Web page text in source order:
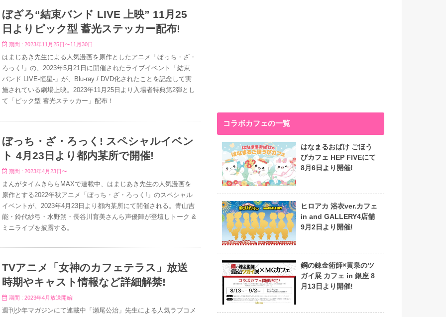
ぼざろ“結束バンド LIVE 上映” 11月25
日よりピック型 蓄光ステッカー配布!
期間 : 2023年11月25日〜11月30日
はまじあき先生による人気漫画を原作としたアニメ「ぼっち・ざ・
ろっく!」の、2023年5月21日に開催されたライブイベント「結束
バンド LIVE-恒星-」が、Blu-ray / DVD化されたことを記念して実
施されている劇場上映。2023年11月25日より入場者特典第2弾とし
て「ピック型 蓄光ステッカー」配布！
ぼっち・ざ・ろっく! スペシャルイベン
ト 4月23日より都内某所で開催!
期間 : 2023年4月23日〜
まんがタイムきららMAXで連載中、はまじあき先生の人気漫画を
原作とする2022年秋アニメ「ぼっち・ざ・ろっく!」のスペシャル
イベントが、2023年4月23日より都内某所にて開催される。青山吉
能・鈴代紗弓・水野朔・長谷川育美さんら声優陣が登壇しトーク &
ミニライブを披露する。
TVアニメ「女神のカフェテラス」放送
時期やキャスト情報など詳細解禁!
期間 : 2023年4月放送開始!
週刊少年マガジンにて連載中「瀬尾公治」先生による人気ラブコメ
コラボカフェの一覧
はなまるおばけ ごほう
びカフェ HEP FIVEにて
8月6日より開催!
ヒロアカ 浴衣ver.カフェ
in and GALLERY4店舗
9月2日より開催!
鋼の錬金術師×黄泉のツ
ガイ展 カフェ in 銀座 8
月13日より開催!